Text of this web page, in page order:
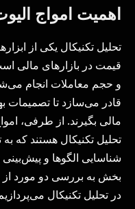
اهمیت امواج
تحلیل تکنیکال یکی از
قیمت در بازارهای مالی
و حجم معاملات انجام
قادر می‌سازد تا تصمیمات
مالی بگیرند. از طرفی،
تحلیل تکنیکال هستند که
شناسایی الگوها و پیش‌بینی
بخش به بررسی دو مورد از
در تحلیل تکنیکال